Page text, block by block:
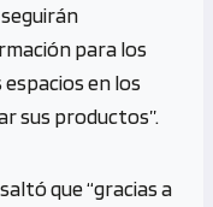
para los
en los
sus productos”.
que “gracias a